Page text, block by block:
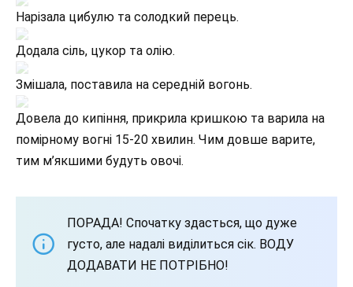
Нарізала цибулю та солодкий перець.
Додала сіль, цукор та олію.
Змішала, поставила на середній вогонь.
Довела до кипіння, прикрила кришкою та варила на
помірному вогні 15-20 хвилин. Чим довше варите,
тим м’якшими будуть овочі.
ПОРАДА! Спочатку здасться, що дуже
густо, але надалі виділиться сік. ВОДУ
ДОДАВАТИ НЕ ПОТРІБНО!